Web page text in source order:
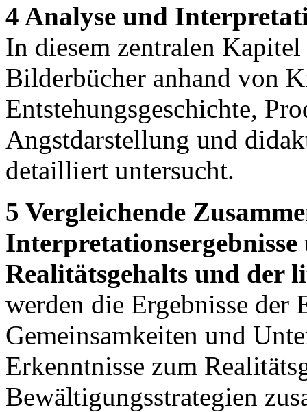
4 Analyse und
In diesem zentralen
Bilderbücher anhand von
Entstehungsgeschichte,
Angstdarstellung und
detailliert untersucht.
5 Vergleichende
Realitätsgehalts und der
werden die Ergebnisse der
Gemeinsamkeiten und
Erkenntnisse zum
Bewältigungsstrategien